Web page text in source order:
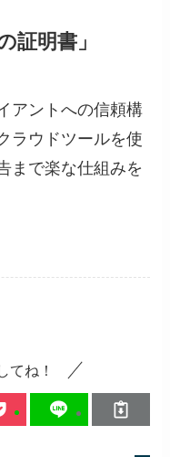
証明書」
アントへの信頼構
ラウドツールを使
まで楽な仕組みを
てね！